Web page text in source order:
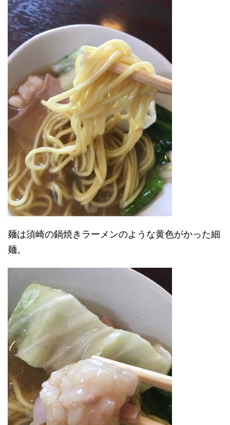
麺は須崎の鍋焼きラーメンのような黄色がかった細
麺。